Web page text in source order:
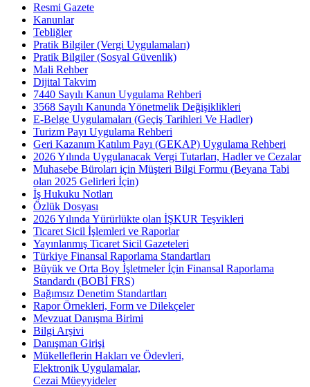
Resmi Gazete
Kanunlar
Tebliğler
Pratik Bilgiler (Vergi Uygulamaları)
Pratik Bilgiler (Sosyal Güvenlik)
Mali Rehber
Dijital Takvim
7440 Sayılı Kanun Uygulama Rehberi
3568 Sayılı Kanunda Yönetmelik Değişiklikleri
E-Belge Uygulamaları (Geçiş Tarihleri Ve Hadler)
Turizm Payı Uygulama Rehberi
Geri Kazanım Katılım Payı (GEKAP) Uygulama Rehberi
2026 Yılında Uygulanacak Vergi Tutarları, Hadler ve Cezalar
Muhasebe Büroları için Müşteri Bilgi Formu (Beyana Tabi
olan 2025 Gelirleri İçin)
İş Hukuku Notları
Özlük Dosyası
2026 Yılında Yürürlükte olan İŞKUR Teşvikleri
Ticaret Sicil İşlemleri ve Raporlar
Yayınlanmış Ticaret Sicil Gazeteleri
Türkiye Finansal Raporlama Standartları
Büyük ve Orta Boy İşletmeler İçin Finansal Raporlama
Standardı (BOBİ FRS)
Bağımsız Denetim Standartları
Rapor Örnekleri, Form ve Dilekçeler
Mevzuat Danışma Birimi
Bilgi Arşivi
Danışman Girişi
Mükelleflerin Hakları ve Ödevleri,
Elektronik Uygulamalar,
Cezai Müeyyideler